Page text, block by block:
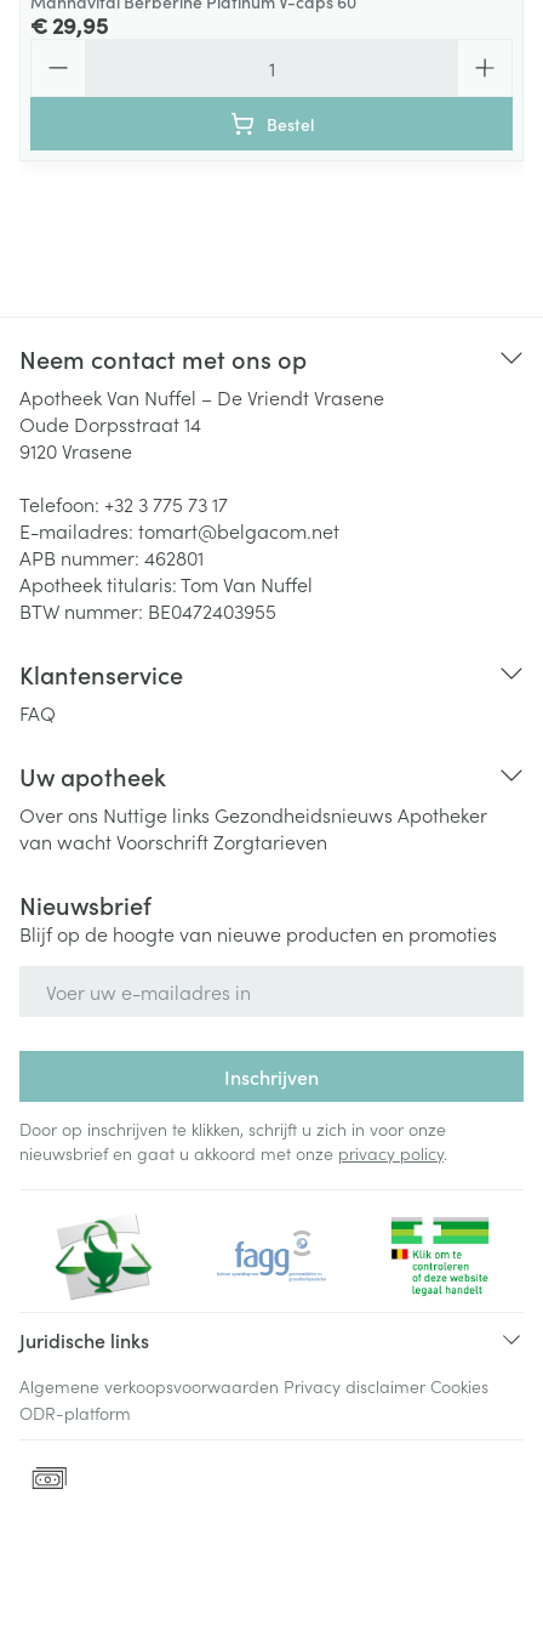
€ 29,95
Bestel
Neem contact met ons op
Apotheek Van Nuffel – De Vriendt Vrasene
Oude Dorpsstraat 14
9120Vrasene
Telefoon: +32 3 775 73 17
E-mailadres: tomart@belgacom.net
APB nummer: 462801
Apotheek titularis:Tom Van Nuffel
BTW nummer: BE0472403955
Klantenservice
FAQ
Uw apotheek
Over ons Nuttige links Gezondheidsnieuws Apotheker
van wachtVoorschriftZorgtarieven
Nieuwsbrief
Blijf op de hoogte van nieuwe producten en promoties
Inschrijven
Door op inschrijven te klikken, schrijft u zich in voor onze
nieuwsbrief en gaat u akkoord met onze privacy policy.
Juridische links
Algemene verkoopsvoorwaarden Privacy disclaimer Cookies
ODR-platform